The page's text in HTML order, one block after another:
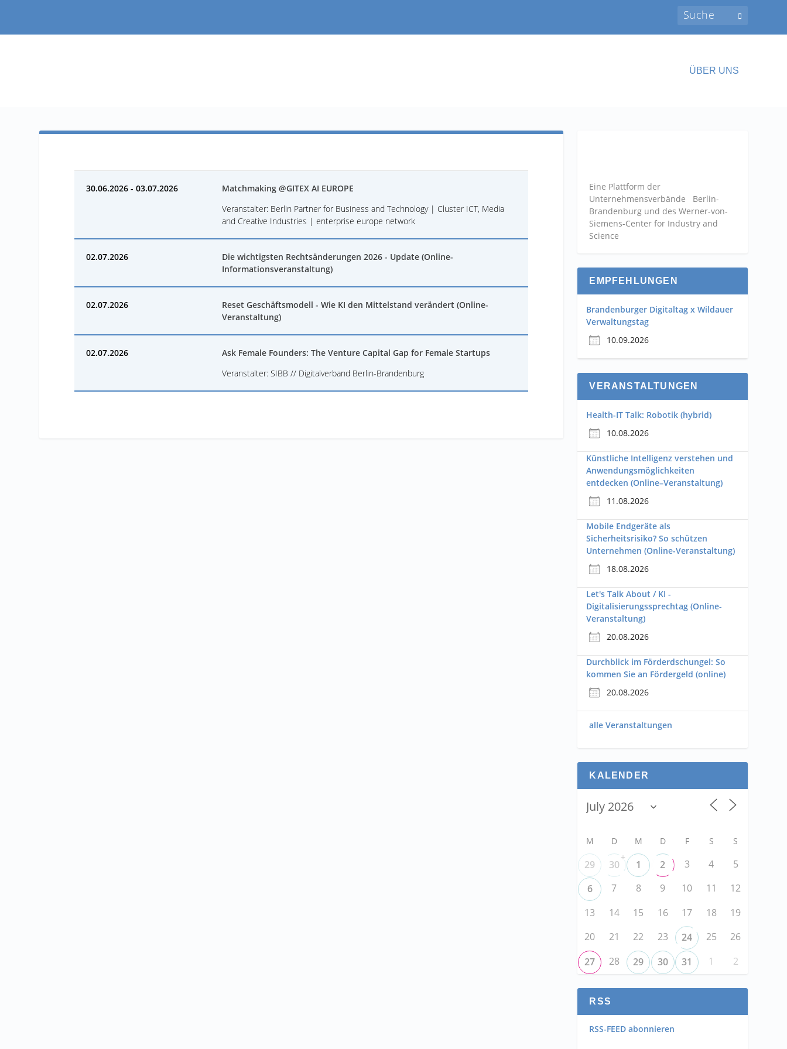
ÜBER UNS
30.06.2026 - 03.07.2026
Matchmaking @GITEX AI EUROPE
Veranstalter: Berlin Partner for Business and Technology | Cluster ICT, Media
and Creative Industries | enterprise europe network
02.07.2026
Die wichtigsten Rechtsänderungen 2026 - Update (Online-
Informationsveranstaltung)
02.07.2026
Reset Geschäftsmodell - Wie KI den Mittelstand verändert (Online-
Veranstaltung)
02.07.2026
Ask Female Founders: The Venture Capital Gap for Female Startups
Veranstalter: SIBB // Digitalverband Berlin-Brandenburg
Eine Plattform der
Unternehmensverbände Berlin-
Brandenburg und des Werner-von-
Siemens-Center for Industry and
Science
EMPFEHLUNGEN
Brandenburger Digitaltag x Wildauer
Verwaltungstag
10.09.2026
VERANSTALTUNGEN
Health-IT Talk: Robotik (hybrid)
10.08.2026
Künstliche Intelligenz verstehen und
Anwendungsmöglichkeiten
entdecken (Online–Veranstaltung)
11.08.2026
Mobile Endgeräte als
Sicherheitsrisiko? So schützen
Unternehmen (Online-Veranstaltung)
18.08.2026
Let's Talk About / KI -
Digitalisierungssprechtag (Online-
Veranstaltung)
20.08.2026
Durchblick im Förderdschungel: So
kommen Sie an Fördergeld (online)
20.08.2026
alle Veranstaltungen
KALENDER
M D M D F S S
29 30
+
1 2 3 4
5
6
7 8 9 10 11
12
13
14 15 16 17 18
19
20
21 22 23 24 25
26
27
28 29 30 31 1 2
RSS
RSS-FEED abonnieren